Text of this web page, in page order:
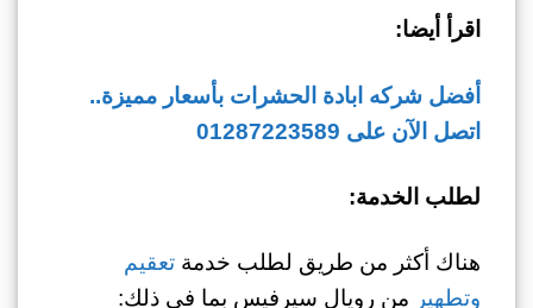
اقرأ أيضا:
أفضل شركه ابادة الحشرات بأسعار مميزة..
اتصل الآن على 01287223589
لطلب الخدمة:
هناك أكثر من طريق لطلب خدمةتعقيم
وتطهير من رويال سيرفيس بما في ذلك: